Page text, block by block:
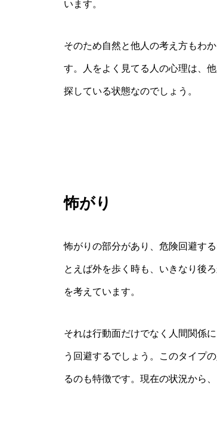
います。
そのため自然と他人の考え方もわ
す。人をよく見てる人の心理は、
探している状態なのでしょう。
怖がり
怖がりの部分があり、危険回避す
とえば外を歩く時も、いきなり後
を考えています。
それは行動面だけでなく人間関係
う回避するでしょう。このタイプ
るのも特徴です。現在の状況から